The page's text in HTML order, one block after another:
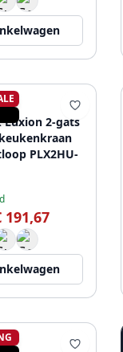
Luxion 2-gats
PLX2HU-
191,67